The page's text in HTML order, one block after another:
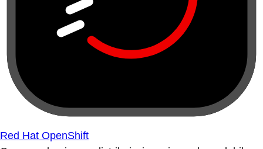
Red Hat OpenShift